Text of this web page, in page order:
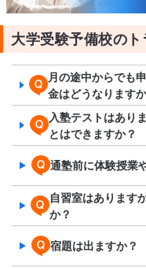
大学受験予備校の
月の途中からでも
金はどうなります
入塾テストはあり
とはできますか？
通塾前に体験授業
自習室はあります
か？
宿題は出ますか？